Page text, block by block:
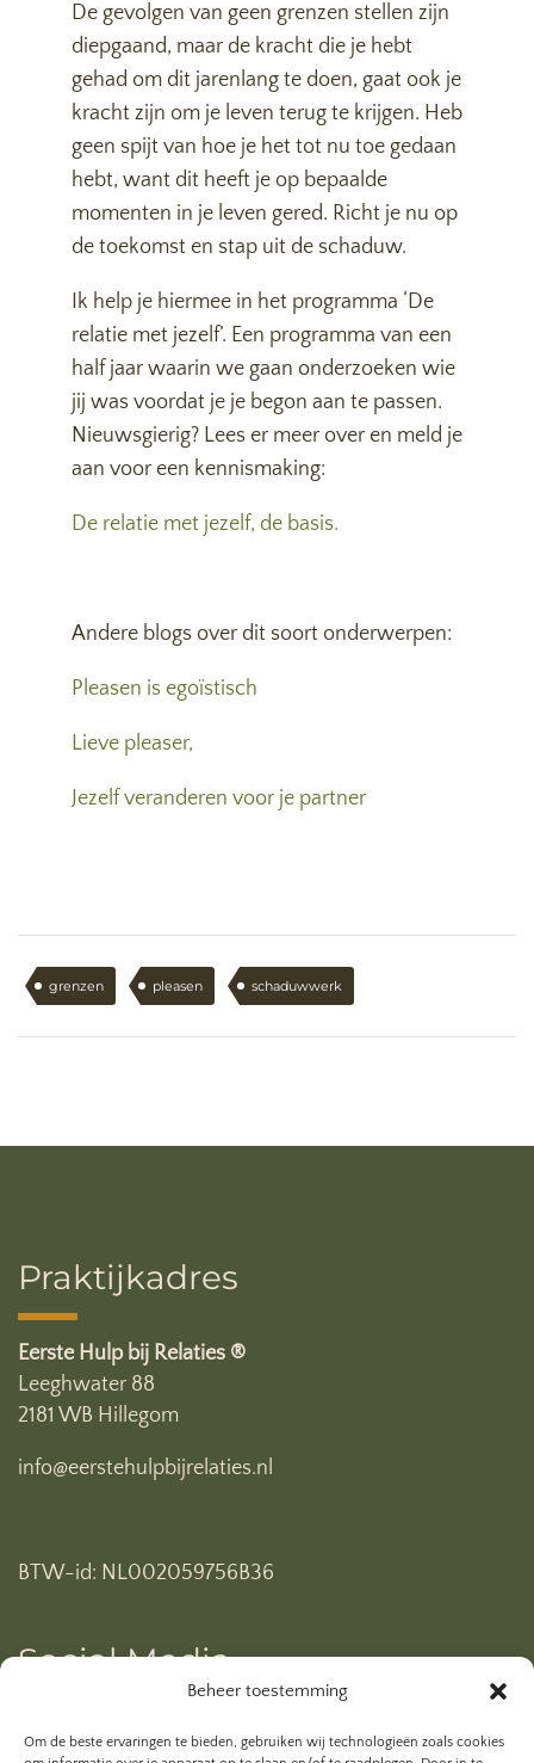
Beheer toestemming
Om de beste ervaringen te bieden, gebruiken wij technologieën zoals cookies
De gevolgen van geen grenzen stellen zijn
diepgaand, maar de kracht die je hebt
gehad om dit jarenlang te doen, gaat ook je
kracht zijn om je leven terug te krijgen. Heb
geen spijt van hoe je het tot nu toe gedaan
hebt, want dit heeft je op bepaalde
momenten in je leven gered. Richt je nu op
de toekomst en stap uit de schaduw.
Ik help je hiermee in het programma ‘De
relatie met jezelf’. Een programma van een
half jaar waarin we gaan onderzoeken wie
jij was voordat je je begon aan te passen.
Nieuwsgierig? Lees er meer over en meld je
aan voor een kennismaking:
De relatie met jezelf, de basis.
Andere blogs over dit soort onderwerpen:
Pleasen is egoïstisch
Lieve pleaser,
Jezelf veranderen voor je partner
grenzen pleasen schaduwwerk
Praktijkadres
Eerste Hulp bij Relaties ®
Leeghwater 88
2181 WB Hillegom
info@eerstehulpbijrelaties.nl
BTW-id: NL002059756B36
Social Media
Ben je al geabonneerd op mijn YouTube kanaal? Klik